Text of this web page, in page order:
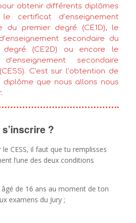
obtenir différents diplômes
certificat d’enseignement
du premier degré (CE1D), le
secondaire du
degré (CE2D) ou encore le
secondaire
C’est sur l’obtention de
diplôme que nous allons nous
?
CESS, il faut que tu remplisses
l’une des deux conditions
de 16 ans au moment de ton
examens du Jury ;